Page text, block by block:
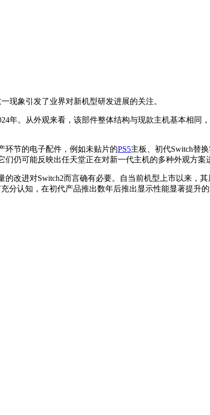
现象引发了业界对新机型研发进展的关注。
年。从外观来看，该部件整体结构与现款主机基本相同
环节的电子配件，例如未贴片的PS5主板、初代Switch替
仍可能反映出任天堂正在对新一代主机的多种外观方案
改进对Switch2而言确有必要。自当前机型上市以来，
分认知，在初代产品推出数年后推出显示性能显著提升